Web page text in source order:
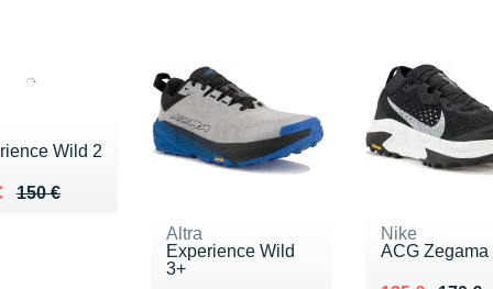
Wild 2
150 €
de 150 €
107 €
Altra
Experience Wild
3+
Nike
ACG Zegama